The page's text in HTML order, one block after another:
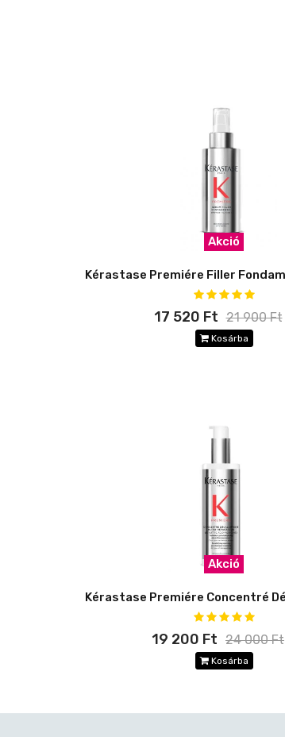
Akció
17 520 Ft 21 900 Ft
Kosárba
Akció
19 200 Ft 24 000 Ft
Kosárba